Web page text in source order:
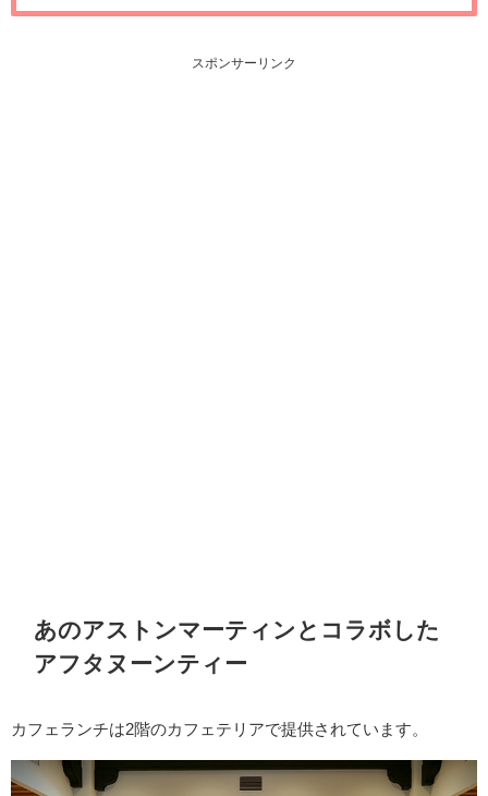
スポンサーリンク
あのアストンマーティンとコラボした
アフタヌーンティー
カフェランチは2階のカフェテリアで提供されています。